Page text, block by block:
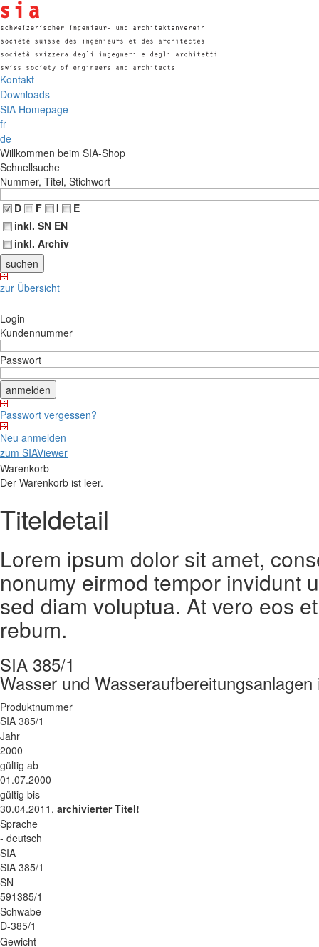
Kontakt
Downloads
SIA Homepage
fr
de
Willkommen beim SIA-Shop
Schnellsuche
Nummer, Titel, Stichwort
D
F I
E
inkl. SN EN
inkl. Archiv
zur Übersicht
Login
Kundennummer
Passwort
Passwort vergessen?
Neu anmelden
zum SIAViewer
Warenkorb
Der Warenkorb ist leer.
Titeldetail
Lorem ipsum dolor sit amet,
nonumy eirmod tempor invidunt
sed diam voluptua. At vero eos
rebum.
SIA 385/1
Wasser und
Produktnummer
SIA 385/1
Jahr
2000
gültig ab
01.07.2000
gültig bis
30.04.2011, archivierter Titel!
Sprache
- deutsch
SIA
SIA 385/1
SN
591385/1
Schwabe
D-385/1
Gewicht